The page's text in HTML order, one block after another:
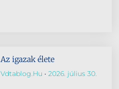
Az igazak élete
Vdtablog.hu 2026. július 30.